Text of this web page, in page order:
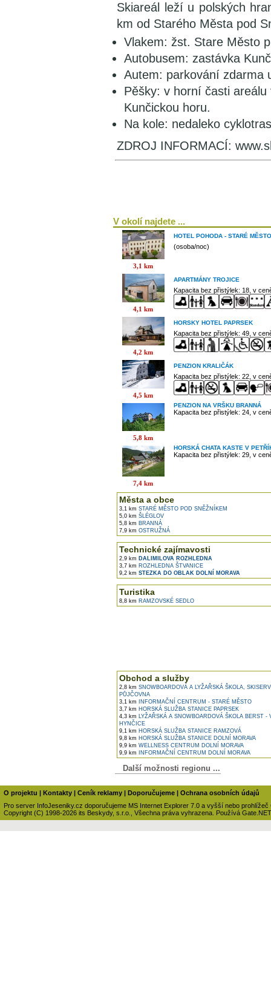
Skiareál leží u polských
km od Starého Města pod
Vlakem: žst. Stare Město
Autobusem: zastávka
Autem: parkování zdarma
Pěšky: v horní časti
Kunčickou horu.
Na kole: nedaleko
ZDROJ INFORMACÍ:
V okolí najdete ...
3,1 km
HOTEL POHODA - STARÉ
(osoba/noc)
4,1 km
APARTMÁNY TROJICE
Kapacita bez přistýlek: 18, v
4,2 km
HORSKY HOTEL PAPRSEK
Kapacita bez přistýlek: 49, v
4,5 km
PENZION KRALIČÁK
Kapacita bez přistýlek: 22, v
5,8 km
PENZION NA VRŠKU BRANNÁ
Kapacita bez přistýlek: 24, v
7,4 km
HORSKÁ CHATA KASTE V
Kapacita bez přistýlek: 29, v
Města a obce
3,1 km STARÉ MĚSTO POD SNĚŽNÍKEM
5,0 km ŠLÉGLOV
5,8 km BRANNÁ
7,9 km OSTRUŽNÁ
Technické zajímavosti
2,9 km DALIMILOVA ROZHLEDNA
3,7 km ROZHLEDNA ŠTVANICE
9,2 km STEZKA DO OBLAK DOLNÍ MORAVA
Turistika
8,8 km RAMZOVSKÉ SEDLO
Obchod a služby
2,8 km SNOWBOARDOVÁ A LYŽAŘSKÁ ŠKOLA,
PŮJČOVNA
3,1 km INFORMAČNÍ CENTRUM - STARÉ MĚSTO
3,7 km HORSKÁ SLUŽBA STANICE PAPRSEK
4,3 km LYŽAŘSKÁ A SNOWBOARDOVÁ ŠKOLA BERST -
HYNČICE
9,1 km HORSKÁ SLUŽBA STANICE RAMZOVÁ
9,8 km HORSKÁ SLUŽBA STANICE DOLNÍ MORAVA
9,9 km WELLNESS CENTRUM DOLNÍ MORAVA
9,9 km INFORMAČNÍ CENTRUM DOLNÍ MORAVA
Další možnosti regionu ...
O projektu | Kontakty | Ceník reklamy | Doporučujeme | Ochrana osobních údajů
Pro server InfoJeseniky.cz doporučujeme MS Internet Explorer 7.0 a vyšší nebo prohlížeč
Copyright (C) 1998-2026 its Beskydy, s.r.o., Všechna práva vyhrazena. Používá